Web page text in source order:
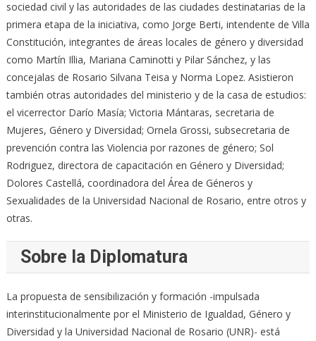
sociedad civil y las autoridades de las ciudades destinatarias de la
primera etapa de la iniciativa, como Jorge Berti, intendente de Villa
Constitución, integrantes de áreas locales de género y diversidad
como Martín Illia, Mariana Caminotti y Pilar Sánchez, y las
concejalas de Rosario Silvana Teisa y Norma Lopez. Asistieron
también otras autoridades del ministerio y de la casa de estudios:
el vicerrector Darío Masía; Victoria Mántaras, secretaria de
Mujeres, Género y Diversidad; Ornela Grossi, subsecretaria de
prevención contra las Violencia por razones de género; Sol
Rodriguez, directora de capacitación en Género y Diversidad;
Dolores Castellá, coordinadora del Área de Géneros y
Sexualidades de la Universidad Nacional de Rosario, entre otros y
otras.
Sobre la Diplomatura
La propuesta de sensibilización y formación -impulsada
interinstitucionalmente por el Ministerio de Igualdad, Género y
Diversidad y la Universidad Nacional de Rosario (UNR)- está